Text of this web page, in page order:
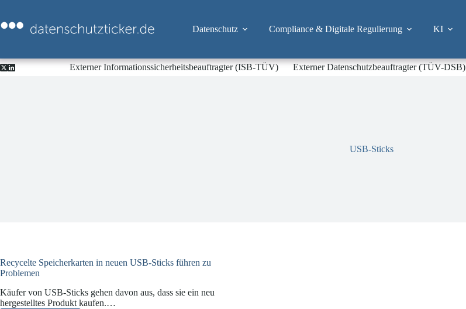
springen
Datenschutz Compliance & Digitale Regulierung KI
Externer Informationssicherheitsbeauftragter (ISB-TÜV) Externer Datenschutzbeauftragter (TÜV-DSB)
USB-Sticks
Recycelte Speicherkarten in neuen USB-Sticks führen zu
Problemen
Käufer von USB-Sticks gehen davon aus, dass sie ein neu
hergestelltes Produkt kaufen.…